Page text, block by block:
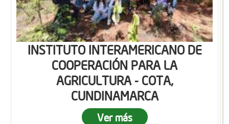
INSTITUTO INTERAMERICANO DE
COOPERACIÓN PARA LA
AGRICULTURA - COTA,
CUNDINAMARCA
Ver más